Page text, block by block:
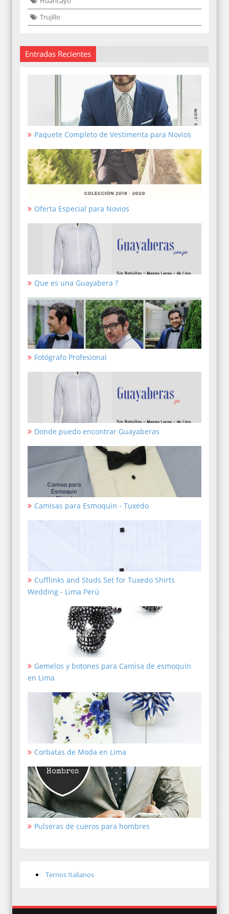
Trujillo
Entradas Recientes
Paquete Completo de Vestimenta para Novios
Oferta Especial para Novios
Que es una Guayabera ?
Fotógrafo Profesional
Donde puedo encontrar Guayaberas
Camisas para Esmoquin - Tuxedo
Cufflinks and Studs Set for Tuxedo Shirts
Wedding - Lima Perú
Gemelos y botones para Camisa de esmoquin
en Lima
Corbatas de Moda en Lima
Pulseras de cueros para hombres
Ternos Italianos